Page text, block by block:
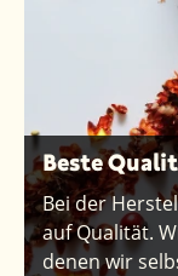
Beste
Bei der
auf Qualität.
denen wir